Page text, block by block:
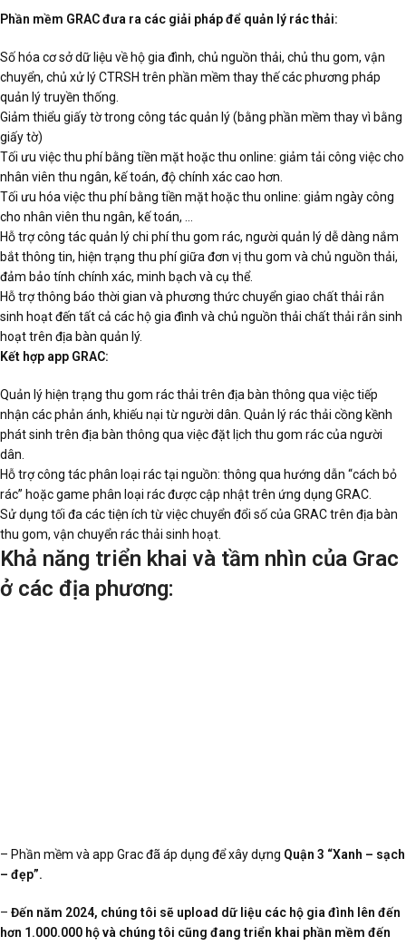
Phần mềm GRAC đưa ra các giải pháp để quản lý rác thải:
Số hóa cơ sở dữ liệu về hộ gia đình, chủ nguồn thải, chủ thu gom, vận
chuyển, chủ xử lý CTRSH trên phần mềm thay thế các phương pháp
quản lý truyền thống.
Giảm thiểu giấy tờ trong công tác quản lý (bằng phần mềm thay vì bằng
giấy tờ)
Tối ưu việc thu phí bằng tiền mặt hoặc thu online: giảm tải công việc cho
nhân viên thu ngân, kế toán, độ chính xác cao hơn.
Tối ưu hóa việc thu phí bằng tiền mặt hoặc thu online: giảm ngày công
cho nhân viên thu ngân, kế toán, …
Hỗ trợ công tác quản lý chi phí thu gom rác, người quản lý dễ dàng nắm
bắt thông tin, hiện trạng thu phí giữa đơn vị thu gom và chủ nguồn thải,
đảm bảo tính chính xác, minh bạch và cụ thể.
Hỗ trợ thông báo thời gian và phương thức chuyển giao chất thải rắn
sinh hoạt đến tất cả các hộ gia đình và chủ nguồn thải chất thải rắn sinh
hoạt trên địa bàn quản lý.
Kết hợp app GRAC:
Quản lý hiện trạng thu gom rác thải trên địa bàn thông qua việc tiếp
nhận các phản ánh, khiếu nại từ người dân. Quản lý rác thải cồng kềnh
phát sinh trên địa bàn thông qua việc đặt lịch thu gom rác của người
dân.
Hỗ trợ công tác phân loại rác tại nguồn: thông qua hướng dẫn “cách bỏ
rác” hoặc game phân loại rác được cập nhật trên ứng dụng GRAC.
Sử dụng tối đa các tiện ích từ việc chuyển đổi số của GRAC trên địa bàn
thu gom, vận chuyển rác thải sinh hoạt.
Khả năng triển khai và tầm nhìn của Grac
ở các địa phương:
– Phần mềm và app Grac đã áp dụng để xây dựng Quận 3 “Xanh – sạch
– đẹp”.
– Đến năm 2024, chúng tôi sẽ upload dữ liệu các hộ gia đình lên đến
hơn 1.000.000 hộ và chúng tôi cũng đang triển khai phần mềm đến